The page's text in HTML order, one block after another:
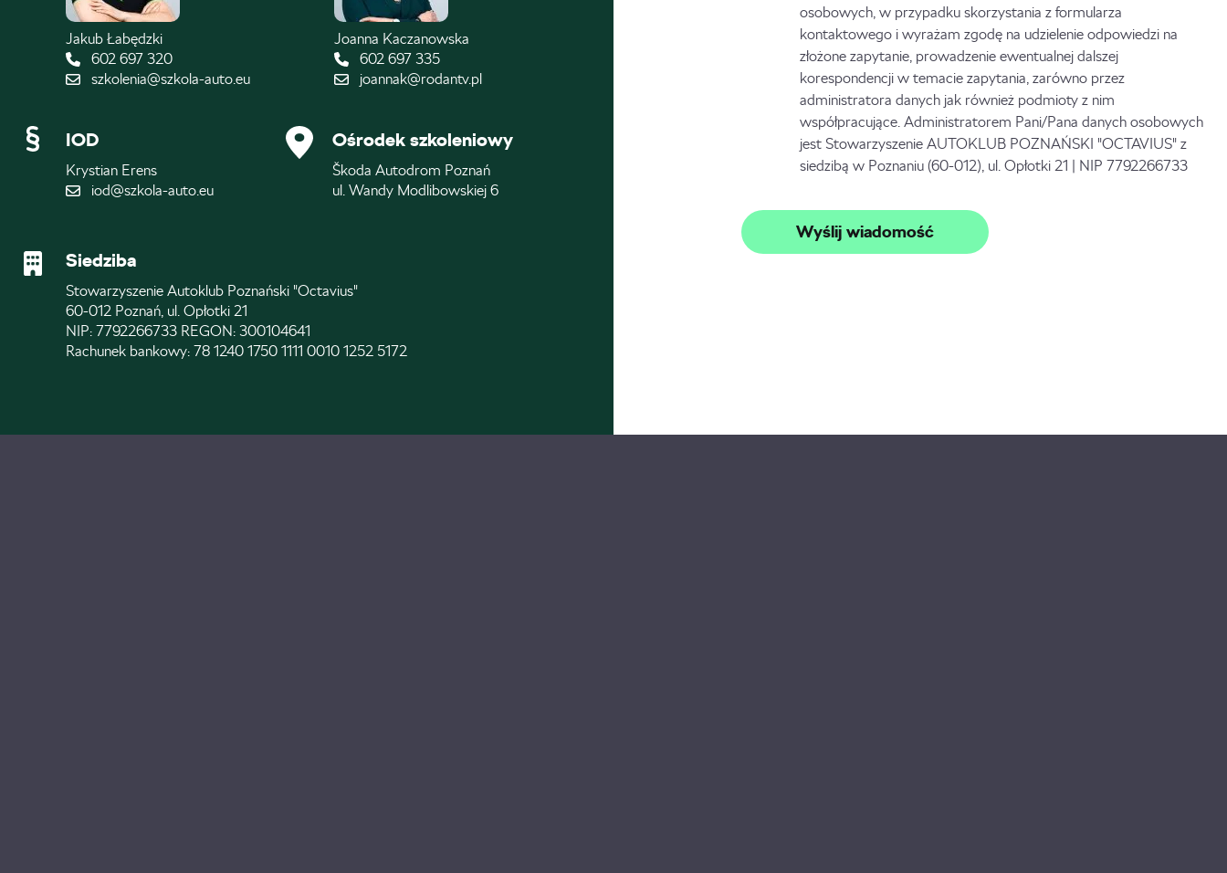
Jakub Łabędzki
602 697 320
szkolenia@szkola-auto.eu
Joanna Kaczanowska
602 697 335
joannak@rodantv.pl
IOD
Krystian Erens
iod@szkola-auto.eu
Ośrodek szkoleniowy
Škoda Autodrom Poznań
ul. Wandy Modlibowskiej 6
Siedziba
Stowarzyszenie Autoklub Poznański "Octavius"
60-012 Poznań, ul. Opłotki 21
NIP: 7792266733 REGON: 300104641
Rachunek bankowy: 78 1240 1750 1111 0010 1252 5172
osobowych, w przypadku skorzystania z formularza
kontaktowego i wyrażam zgodę na udzielenie odpowiedzi na
złożone zapytanie, prowadzenie ewentualnej dalszej
korespondencji w temacie zapytania, zarówno przez
administratora danych jak również podmioty z nim
współpracujące. Administratorem Pani/Pana danych osobowych
jest Stowarzyszenie AUTOKLUB POZNAŃSKI "OCTAVIUS" z
siedzibą w Poznaniu (60-012), ul. Opłotki 21 | NIP 7792266733